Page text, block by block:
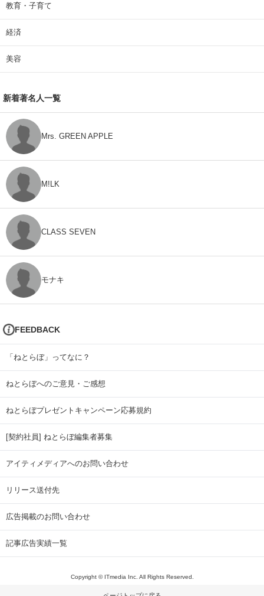
教育・子育て
経済
美容
新着著名人一覧
Mrs. GREEN APPLE
M!LK
CLASS SEVEN
モナキ
FEEDBACK
「ねとらぼ」ってなに？
ねとらぼへのご意見・ご感想
ねとらぼプレゼントキャンペーン応募規約
[契約社員] ねとらぼ編集者募集
アイティメディアへのお問い合わせ
リリース送付先
広告掲載のお問い合わせ
記事広告実績一覧
Copyright © ITmedia Inc. All Rights Reserved.